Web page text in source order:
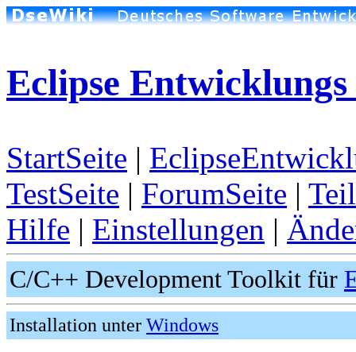
Eclipse
StartSeite |
TestSeite | ForumSeite |
Hilfe | Einstellungen |
C/C++ Development Toolkit für
Installation unter Windows